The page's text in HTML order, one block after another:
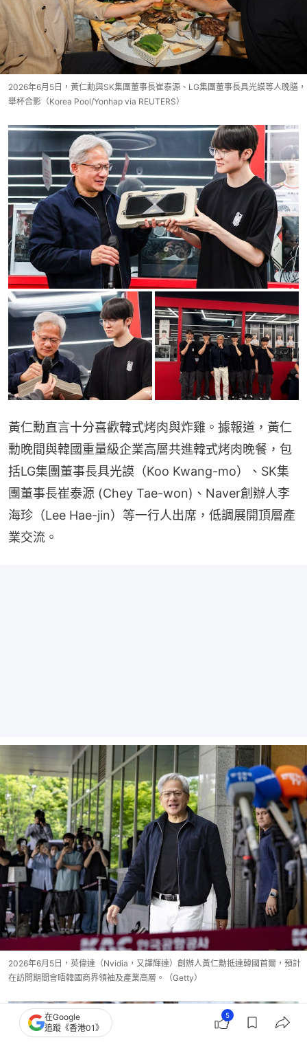
2026年6月5日，黃仁勳與SK集團董事長崔泰源、LG集團董事長具光謨等人晚膳，
舉杯合影（Korea Pool/Yonhap via REUTERS）
黃仁勳直言十分喜歡韓式烤肉與炸雞。據報道，黃仁
勳晚間與韓國重量級企業高層共進韓式烤肉晚餐，包
括LG集團董事長具光謨（Koo Kwang-mo）、SK集
團董事長崔泰源 (Chey Tae-won)、Naver創辦人李
海珍（Lee Hae-jin）等一行人出席，低調展開頂層產
業交流。
2026年6月5日，英偉達（Nvidia，又譯輝達）創辦人黃仁勳抵達韓國首爾，預計
在訪問期間會晤韓國商界領袖及產業高層。（Getty）
在Google
追蹤《香港01》
5